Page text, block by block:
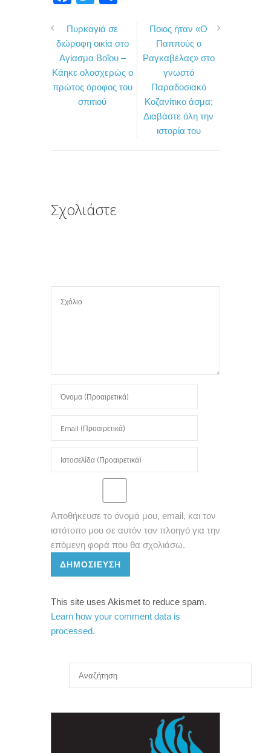
c
e
b
o
i
t
t
e
r
ι
ρ
α
σ
Πυρκαγιά σε
διώροφη οικία στο
Αγίασμα Βοΐου –
Κάηκε ολοσχερώς ο
πρώτος όροφος του
σπιτιού
Ποιος ήταν «Ο
Παππούς ο
Ραγκαβέλας» στο
γνωστό
Παραδοσιακό
Κοζανίτικο άσμα;
Διαβάστε όλη την
ιστορία του
Σχολιάστε
Αποθήκευσε το όνομά μου, email, και τον
ιστότοπο μου σε αυτόν τον πλοηγό για την
επόμενη φορά που θα σχολιάσω.
ΔΗΜΟΣΊΕΥΣΗ
This site uses Akismet to reduce spam.
Learn how your comment data is
processed.